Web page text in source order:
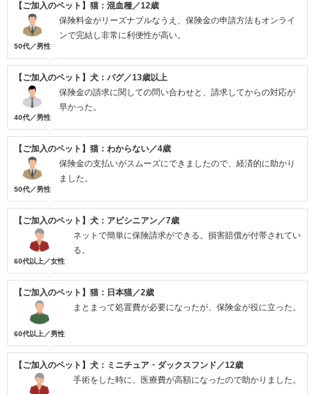
【ご加入のペット】猫：混血種／12歳
50代／男性
保険料金がリーズナブルなうえ、保険金の申請方法もオンライ
ンで完結し非常に利便性が高い。
【ご加入のペット】犬：パグ／13歳以上
40代／男性
保険金の請求に関しての問い合わせと、請求してからの対応が
早かった。
【ご加入のペット】猫：わからない／4歳
50代／男性
保険金の支払いがスムーズにできましたので、経済的に助かり
ました。
【ご加入のペット】犬：アビシニアン／7歳
60代以上／女性
ネットで簡単に保険請求ができる。損害賠償が付帯されてい
る。
【ご加入のペット】猫：日本猫／2歳
60代以上／男性
まとまって処置費が必要になったが、保険金が役に立った。
【ご加入のペット】犬：ミニチュア・ダックスフンド／12歳
手術をした時に、医療費が高額になったので助かりました。